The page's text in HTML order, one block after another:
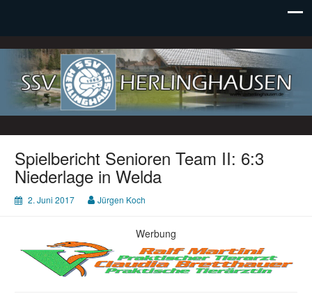
SSV Herlinghausen e. V.
Spielbericht Senioren Team II: 6:3
Niederlage in Welda
2. Juni 2017 Jürgen Koch
Werbung